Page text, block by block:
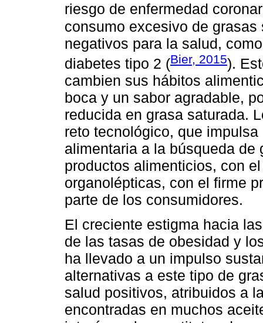
riesgo de enfermedad
consumo excesivo de
negativos para la salud,
diabetes tipo 2 (Bier, 2015).
cambien sus hábitos
boca y un sabor agradable,
reducida en grasa saturada.
reto tecnológico, que
alimentaria a la búsqueda
productos alimenticios, con
organolépticas, con el firme
parte de los consumidores.
El creciente estigma hacia
de las tasas de obesidad y
ha llevado a un impulso
alternativas a este tipo de
salud positivos, atribuidos a
encontradas en muchos